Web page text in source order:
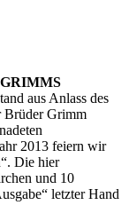
aus Anlass des
Brüder Grimm
2013 feiern wir
Die hier
und 10
letzter Hand